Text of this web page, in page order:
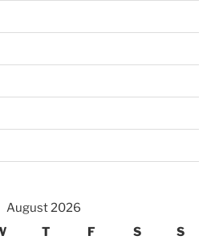
August 2026
T F S S